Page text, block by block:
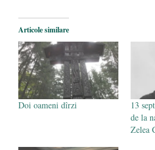
Domnul monahul
Marcu de la Focşani -
Articole similare
Doi oameni dîrzi
13
de la
Zelea